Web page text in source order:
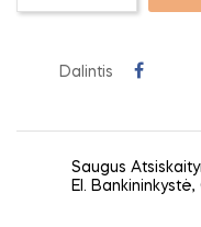
Dalintis
Saugus
El.